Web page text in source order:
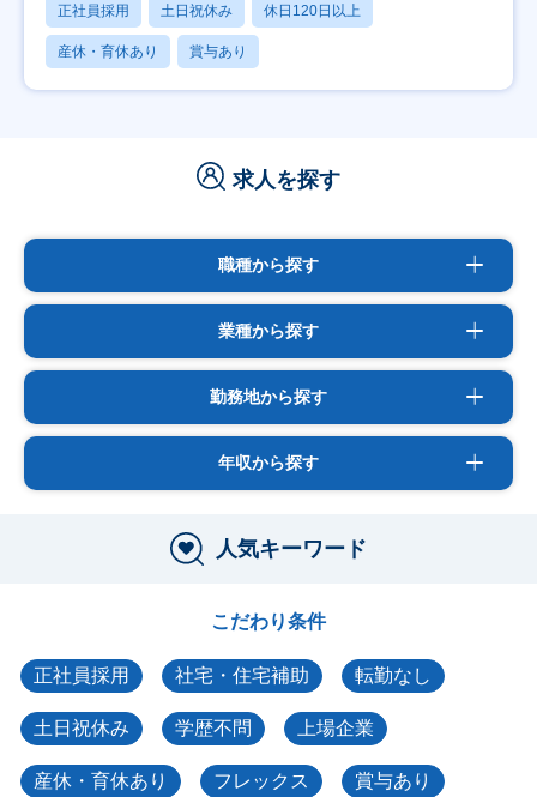
正社員採用 土日祝休み 休日120日以上
産休・育休あり 賞与あり
求人を探す
職種から探す
業種から探す
勤務地から探す
年収から探す
人気キーワード
こだわり条件
正社員採用 社宅・住宅補助 転勤なし
土日祝休み 学歴不問 上場企業
産休・育休あり フレックス 賞与あり